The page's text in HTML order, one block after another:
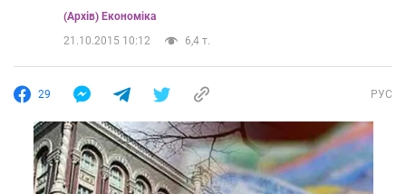
(Архів) Економіка
21.10.2015 10:12
6,4 т.
29 РУС